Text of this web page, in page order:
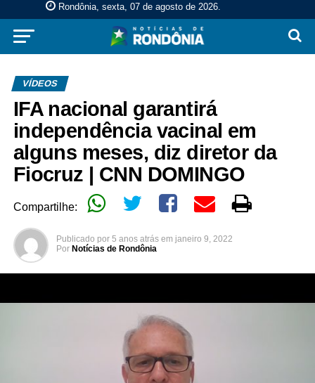
Rondônia, sexta, 07 de agosto de 2026.
VÍDEOS
IFA nacional garantirá
independência vacinal em
alguns meses, diz diretor da
Fiocruz | CNN DOMINGO
Compartilhe:
Publicado por 5 anos atrás em janeiro 9, 2022
Por Notícias de Rondônia